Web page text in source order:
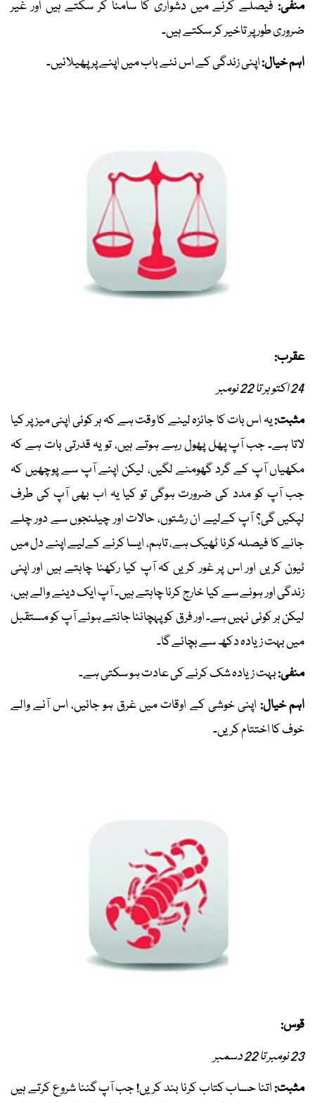
منفی: فیصلے کرنے میں دشواری کا سامنا کر سکتے ہیں اور غیر
ضروری طور پر تاخیر کر سکتے ہیں۔
اہم خیال:اپنی زندگی کے اس نئے باب میں اپنے پر پھیلائیں۔
عقرب:
24 اکتوبر تا 22 نومبر
مثبت:یہ اس بات کا جائزہ لینے کا وقت ہے کہ ہر کوئی اپنی میز پر کیا
لاتا ہے۔ جب آپ پھل پھول رہے ہوتے ہیں، تو یہ قدرتی بات ہے کہ
مکھیاں آپ کے گرد گھومنے لگیں، لیکن اپنے آپ سے پوچھیں کہ
جب آپ کو مدد کی ضرورت ہوگی تو کیا یہ اب بھی آپ کی طرف
لپکیں گی؟ آپ کےلیے ان رشتوں، حالات اور چیلنجوں سے دور چلے
جانے کا فیصلہ کرنا ٹھیک ہے، تاہم، ایسا کرنے کےلیے اپنے دل میں
ٹیون کریں اور اس پر غور کریں کہ آپ کیا رکھنا چاہتے ہیں اور اپنی
زندگی اور ہونے سے کیا خارج کرنا چاہتے ہیں۔ آپ ایک دینے والے ہیں،
لیکن ہر کوئی نہیں ہے۔ اور فرق کو پہچاننا جانتے ہوئے آپ کو مستقبل
میں بہت زیادہ دکھ سے بچائے گا۔
منفی:بہت زیادہ شک کرنے کی عادت ہو سکتی ہے۔
اہم خیال: اپنی خوشی کے اوقات میں غرق ہو جائیں، اس آنے والے
خوف کا اختتام کریں۔
قوس:
23 نومبر تا 22 دسمبر
مثبت:اتنا حساب کتاب کرنا بند کریں! جب آپ گننا شروع کرتے ہیں